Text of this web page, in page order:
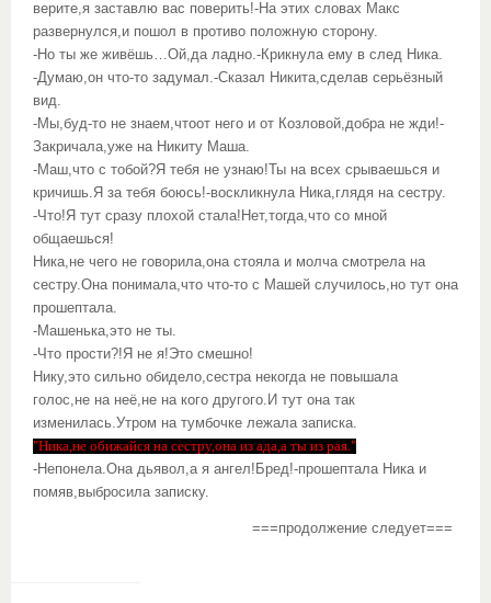
верите,я заставлю вас поверить!-На этих словах Макс
развернулся,и пошол в противо положную сторону.
-Но ты же живёшь…Ой,да ладно.-Крикнула ему в след Ника.
-Думаю,он что-то задумал.-Сказал Никита,сделав серьёзный
вид.
-Мы,буд-то не знаем,чтоот него и от Козловой,добра не жди!-
Закричала,уже на Никиту Маша.
-Маш,что с тобой?Я тебя не узнаю!Ты на всех срываешься и
кричишь.Я за тебя боюсь!-воскликнула Ника,глядя на сестру.
-Что!Я тут сразу плохой стала!Нет,тогда,что со мной
общаешься!
Ника,не чего не говорила,она стояла и молча смотрела на
сестру.Она понимала,что что-то с Машей случилось,но тут она
прошептала.
-Машенька,это не ты.
-Что прости?!Я не я!Это смешно!
Нику,это сильно обидело,сестра некогда не повышала
голос,не на неё,не на кого другого.И тут она так
изменилась.Утром на тумбочке лежала записка.
"Ника,не обижайся на сестру,она из ада,а ты из рая."
-Непонела.Она дьявол,а я ангел!Бред!-прошептала Ника и
помяв,выбросила записку.
===продолжение следует===